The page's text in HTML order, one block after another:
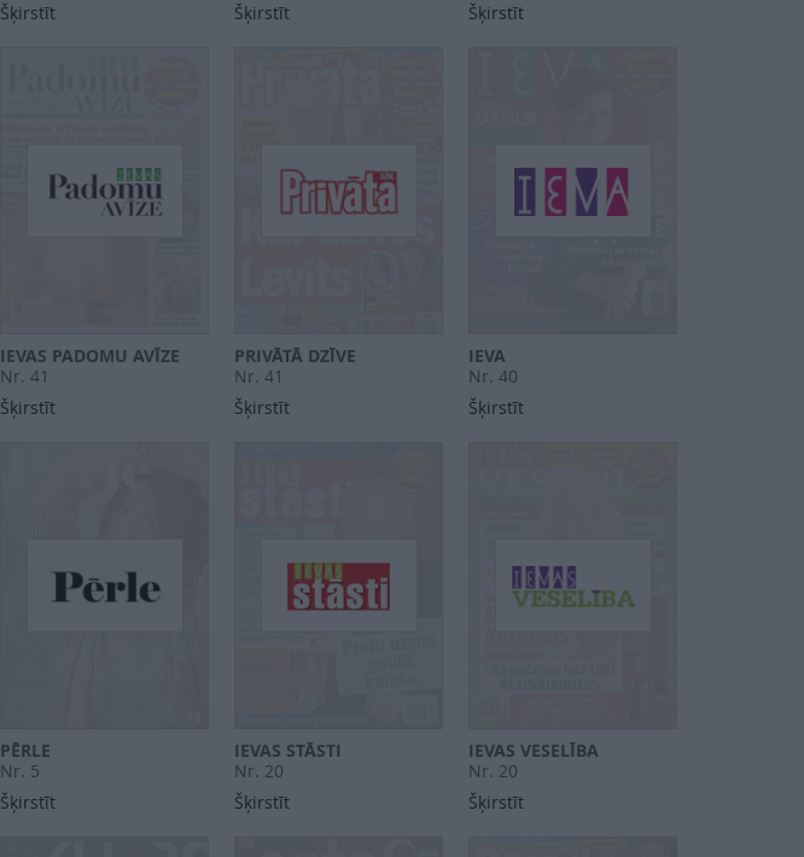
Šķirstīt
Šķirstīt
Šķirstīt
IEVAS PADOMU AVĪZE
Nr. 41
Šķirstīt
PRIVĀTĀ DZĪVE
Nr. 41
Šķirstīt
IEVA
Nr. 40
Šķirstīt
PĒRLE
Nr. 5
Šķirstīt
IEVAS STĀSTI
Nr. 20
Šķirstīt
IEVAS VESELĪBA
Nr. 20
Šķirstīt